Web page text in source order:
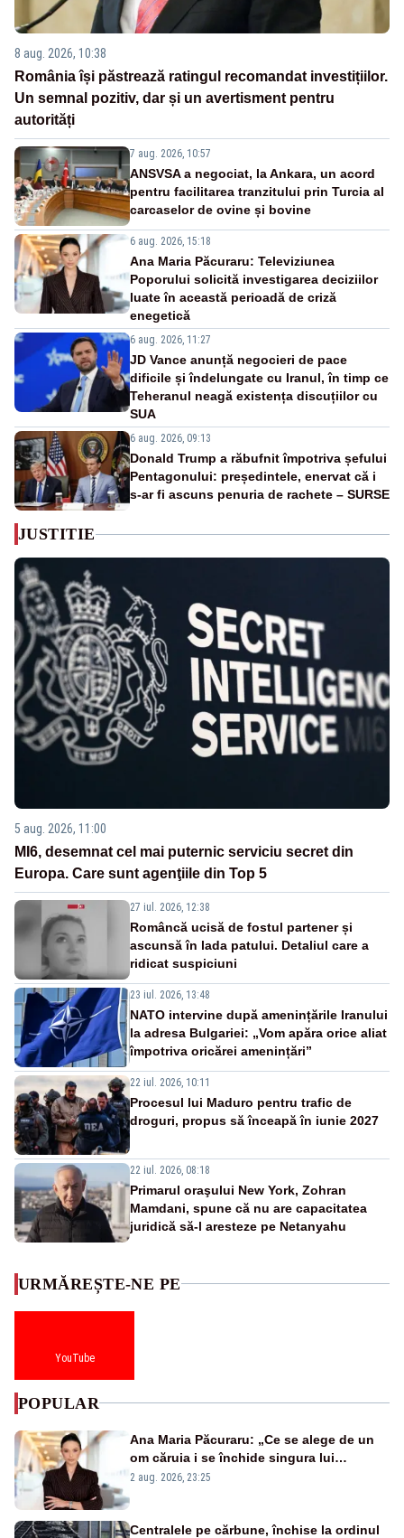
8 aug. 2026, 10:38
România își păstrează ratingul recomandat investițiilor.
Un semnal pozitiv, dar și un avertisment pentru
autorități
7 aug. 2026, 10:57
ANSVSA a negociat, la Ankara, un acord
pentru facilitarea tranzitului prin Turcia al
carcaselor de ovine și bovine
6 aug. 2026, 15:18
Ana Maria Păcuraru: Televiziunea
Poporului solicită investigarea deciziilor
luate în această perioadă de criză
enegetică
6 aug. 2026, 11:27
JD Vance anunță negocieri de pace
dificile și îndelungate cu Iranul, în timp ce
Teheranul neagă existența discuțiilor cu
SUA
6 aug. 2026, 09:13
Donald Trump a răbufnit împotriva șefului
Pentagonului: președintele, enervat că i
s-ar fi ascuns penuria de rachete – SURSE
JUSTITIE
5 aug. 2026, 11:00
MI6, desemnat cel mai puternic serviciu secret din
Europa. Care sunt agenţiile din Top 5
27 iul. 2026, 12:38
Româncă ucisă de fostul partener și
ascunsă în lada patului. Detaliul care a
ridicat suspiciuni
23 iul. 2026, 13:48
NATO intervine după amenințările Iranului
la adresa Bulgariei: „Vom apăra orice aliat
împotriva oricărei amenințări”
22 iul. 2026, 10:11
Procesul lui Maduro pentru trafic de
droguri, propus să înceapă în iunie 2027
22 iul. 2026, 08:18
Primarul oraşului New York, Zohran
Mamdani, spune că nu are capacitatea
juridică să-l aresteze pe Netanyahu
URMĂREȘTE-NE PE
YouTube
POPULAR
Ana Maria Păcuraru: „Ce se alege de un
om căruia i se închide singura lui
portiță?”
2 aug. 2026, 23:25
Centralele pe cărbune, închise la ordinul